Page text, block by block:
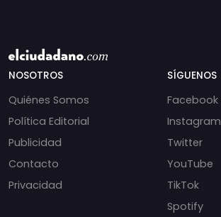
NOSOTROS
Quiénes Somos
Política Editorial
Publicidad
Contacto
Privacidad
SÍGUENOS
Facebook
Instagram
Twitter
YouTube
TikTok
Spotify